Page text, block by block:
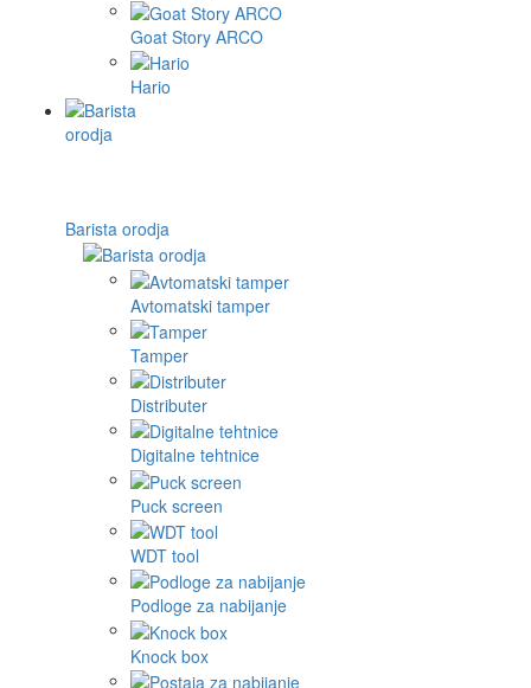
Goat Story ARCO
Hario
Barista orodja
Avtomatski tamper
Tamper
Distributer
Digitalne tehtnice
Puck screen
WDT tool
Podloge za nabijanje
Knock box